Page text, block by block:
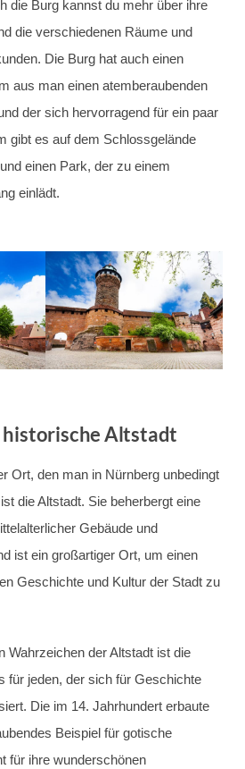
die Burg kannst du mehr über ihre
die verschiedenen Räume und
Die Burg hat auch einen
aus man einen atemberaubenden
der sich hervorragend für ein paar
gibt es auf dem Schlossgelände
einen Park, der zu einem
einlädt.
historische Altstadt
Ort, den man in Nürnberg unbedingt
die Altstadt. Sie beherbergt eine
Gebäude und
ist ein großartiger Ort, um einen
Geschichte und Kultur der Stadt zu
Wahrzeichen der Altstadt ist die
für jeden, der sich für Geschichte
Die im 14. Jahrhundert erbaute
Beispiel für gotische
für ihre wunderschönen